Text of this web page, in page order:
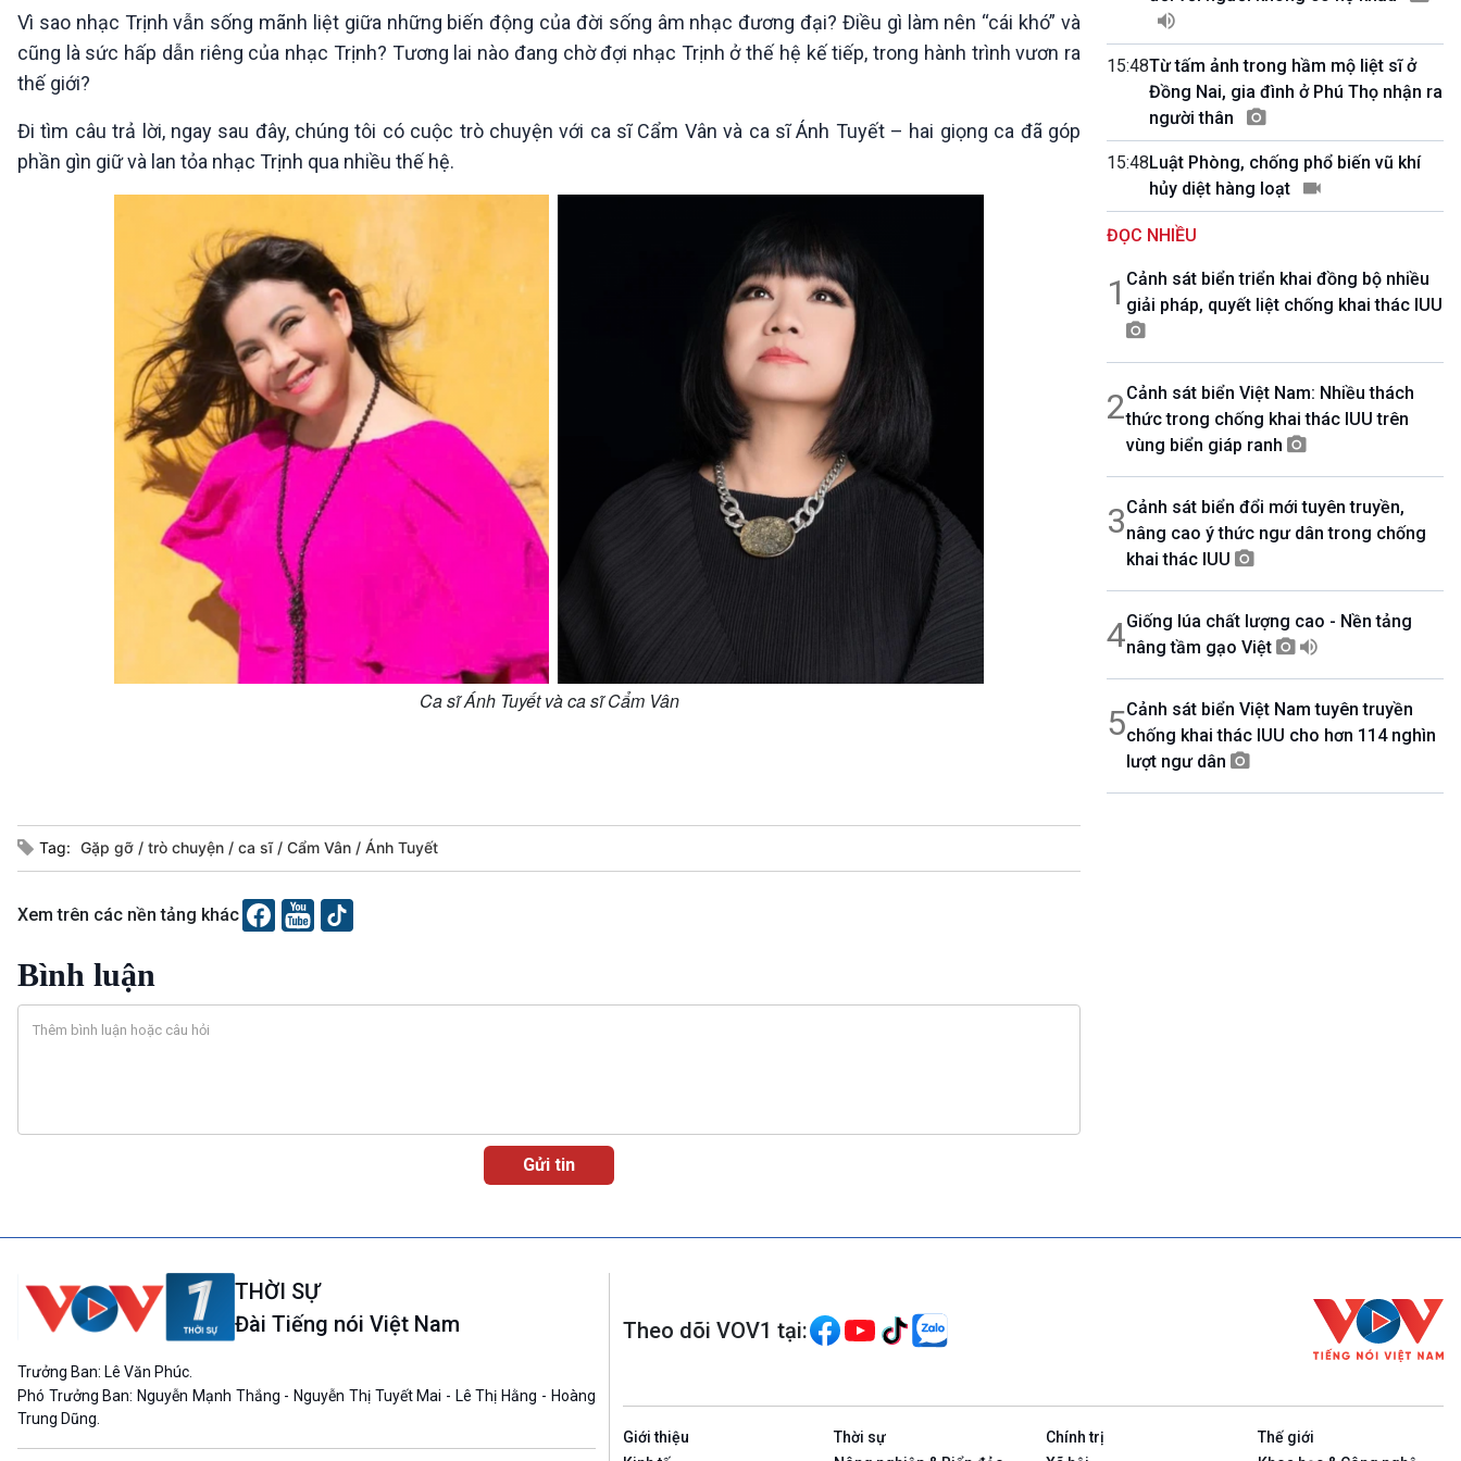
360 độ Sức khỏe
Chuyển đổi Xanh
Tài nguyên và Môi trường
Chuyên gia của bạn
Bước chân đến trường
Kết nối công nghệ
Sống chung với biến đổi
khí hậu
Chát với người nổi tiếng
Câu chuyện Thể thao
Infographic
E-Magazine
10 phút Sự kiện - Luận bàn
Dòng chảy sự kiện
Đối thoại
Diễn đàn chủ nhật
Chuyện đêm
Các chương trình đặc biệt
Vì sao nhạc Trịnh vẫn sống mãnh liệt giữa những biến động của đời sống âm nhạc đương đại? Điều gì làm nên “cái khó” và
cũng là sức hấp dẫn riêng của nhạc Trịnh? Tương lai nào đang chờ đợi nhạc Trịnh ở thế hệ kế tiếp, trong hành trình vươn ra
thế giới?
Đi tìm câu trả lời, ngay sau đây, chúng tôi có cuộc trò chuyện với ca sĩ Cẩm Vân và ca sĩ Ánh Tuyết – hai giọng ca đã góp
phần gìn giữ và lan tỏa nhạc Trịnh qua nhiều thế hệ.
Ca sĩ Ánh Tuyết và ca sĩ Cẩm Vân
Tag: Gặp gỡ trò chuyện ca sĩ Cẩm Vân Ánh Tuyết
Xem trên các nền tảng khác
Bình luận
15:48Từ tấm ảnh trong hầm mộ liệt sĩ ở
Đồng Nai, gia đình ở Phú Thọ nhận ra
người thân
15:48Luật Phòng, chống phổ biến vũ khí
hủy diệt hàng loạt
ĐỌC NHIỀU
1 Cảnh sát biển triển khai đồng bộ nhiều
giải pháp, quyết liệt chống khai thác IUU
2Cảnh sát biển Việt Nam: Nhiều thách
thức trong chống khai thác IUU trên
vùng biển giáp ranh
3Cảnh sát biển đổi mới tuyên truyền,
nâng cao ý thức ngư dân trong chống
khai thác IUU
4Giống lúa chất lượng cao - Nền tảng
nâng tầm gạo Việt
5Cảnh sát biển Việt Nam tuyên truyền
chống khai thác IUU cho hơn 114 nghìn
lượt ngư dân
THỜI SỰ
Đài Tiếng nói Việt Nam
Trưởng Ban: Lê Văn Phúc.
Phó Trưởng Ban: Nguyễn Mạnh Thắng - Nguyễn Thị Tuyết Mai - Lê Thị Hằng - Hoàng
Trung Dũng.
Theo dõi VOV1 tại:
Giới thiệu Thời sự Chính trị
Thế giới